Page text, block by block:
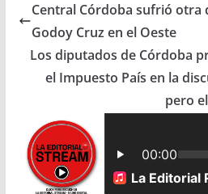
e
o
k
t
s
A
p
i
Central Córdoba sufrió
Godoy Cruz en el Oeste
Los diputados de Córdoba
el Impuesto País en la
pero